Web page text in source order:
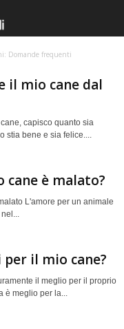
Domande frequenti
il mio cane dal
capisco quanto sia
stia bene e sia felice....
cane è malato?
L'amore per un animale
per il mio cane?
il meglio per il proprio
è meglio per la...